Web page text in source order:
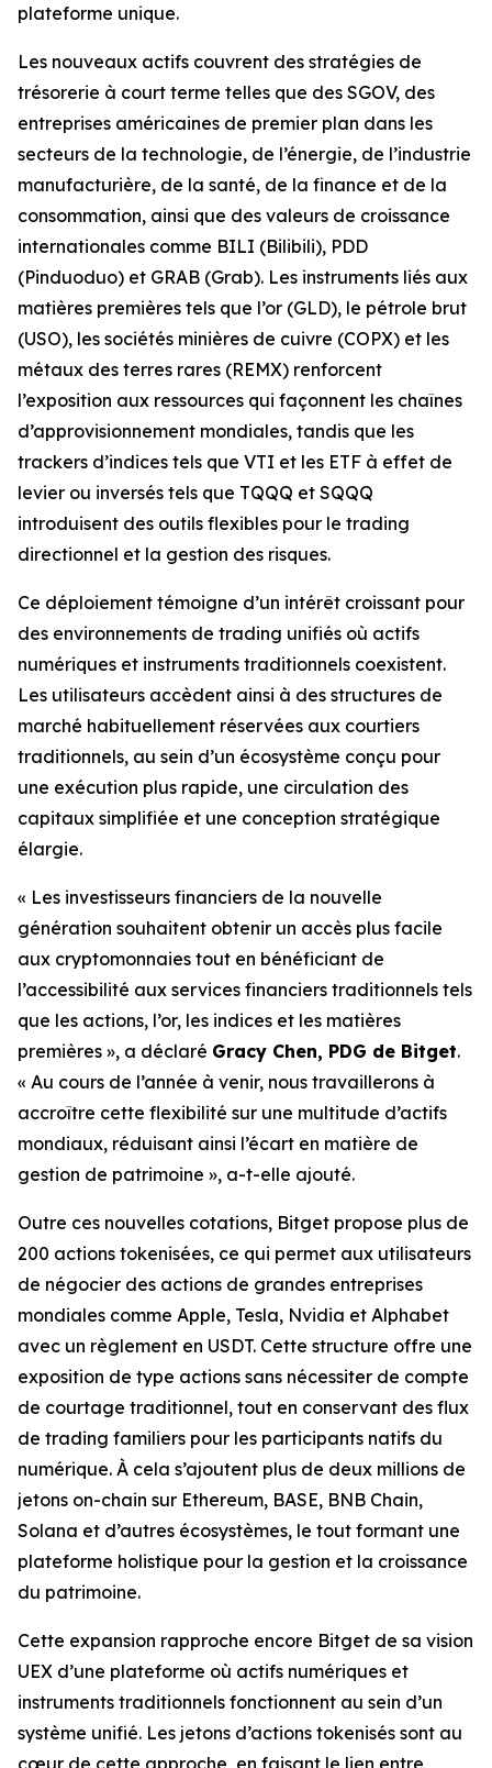
plateforme unique.
Les nouveaux actifs couvrent des stratégies de
trésorerie à court terme telles que des SGOV, des
entreprises américaines de premier plan dans les
secteurs de la technologie, de l’énergie, de l’industrie
manufacturière, de la santé, de la finance et de la
consommation, ainsi que des valeurs de croissance
internationales comme BILI (Bilibili), PDD
(Pinduoduo) et GRAB (Grab). Les instruments liés aux
matières premières tels que l’or (GLD), le pétrole brut
(USO), les sociétés minières de cuivre (COPX) et les
métaux des terres rares (REMX) renforcent
l’exposition aux ressources qui façonnent les chaînes
d’approvisionnement mondiales, tandis que les
trackers d’indices tels que VTI et les ETF à effet de
levier ou inversés tels que TQQQ et SQQQ
introduisent des outils flexibles pour le trading
directionnel et la gestion des risques.
Ce déploiement témoigne d’un intérêt croissant pour
des environnements de trading unifiés où actifs
numériques et instruments traditionnels coexistent.
Les utilisateurs accèdent ainsi à des structures de
marché habituellement réservées aux courtiers
traditionnels, au sein d’un écosystème conçu pour
une exécution plus rapide, une circulation des
capitaux simplifiée et une conception stratégique
élargie.
« Les investisseurs financiers de la nouvelle
génération souhaitent obtenir un accès plus facile
aux cryptomonnaies tout en bénéficiant de
l’accessibilité aux services financiers traditionnels tels
que les actions, l’or, les indices et les matières
premières », a déclaré Gracy Chen, PDG de Bitget.
« Au cours de l’année à venir, nous travaillerons à
accroître cette flexibilité sur une multitude d’actifs
mondiaux, réduisant ainsi l’écart en matière de
gestion de patrimoine », a-t-elle ajouté.
Outre ces nouvelles cotations, Bitget propose plus de
200 actions tokenisées, ce qui permet aux utilisateurs
de négocier des actions de grandes entreprises
mondiales comme Apple, Tesla, Nvidia et Alphabet
avec un règlement en USDT. Cette structure offre une
exposition de type actions sans nécessiter de compte
de courtage traditionnel, tout en conservant des flux
de trading familiers pour les participants natifs du
numérique. À cela s’ajoutent plus de deux millions de
jetons on-chain sur Ethereum, BASE, BNB Chain,
Solana et d’autres écosystèmes, le tout formant une
plateforme holistique pour la gestion et la croissance
du patrimoine.
Cette expansion rapproche encore Bitget de sa vision
UEX d’une plateforme où actifs numériques et
instruments traditionnels fonctionnent au sein d’un
système unifié. Les jetons d’actions tokenisés sont au
cœur de cette approche, en faisant le lien entre